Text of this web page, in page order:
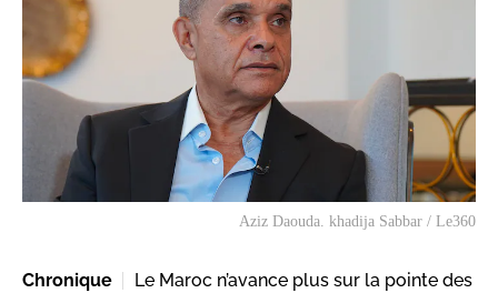
Aziz Daouda. khadija Sabbar / Le360
Chronique
Le Maroc n’avance plus sur la pointe des